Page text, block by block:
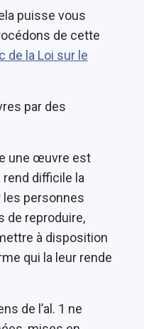
puisse vous
de cette
de la Loi sur le
par des
une œuvre est
difficile la
les personnes
de reproduire,
à disposition
qui la leur rende
de l’al. 1 ne